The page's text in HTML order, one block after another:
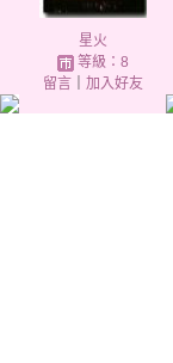
星火
等級：8
留言｜ 加入好友